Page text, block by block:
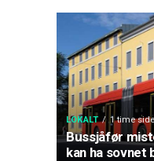
LOKALT 1 time
Bussjåfør
kan ha sovnet